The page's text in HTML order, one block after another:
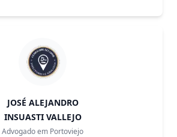
JOSÉ ALEJANDRO
INSUASTI VALLEJO
Advogado em Portoviejo